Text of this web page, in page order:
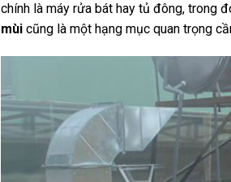
chính là máy rửa bát hay tủ đông, trong
mùi cũng là một hạng mục quan trọng